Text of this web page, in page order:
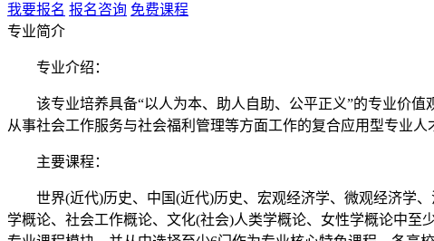
我要报名 报名咨询 免费课程
专业简介
专业介绍：
该专业培养具备“以人为本、助人自助、公平正义”的专业价值
从事社会工作服务与社会福利管理等方面工作的复合应用型专业人
主要课程：
世界(近代)历史、中国(近代)历史、宏观经济学、微观经济学、
学概论、社会工作概论、文化(社会)人类学概论、女性学概论中